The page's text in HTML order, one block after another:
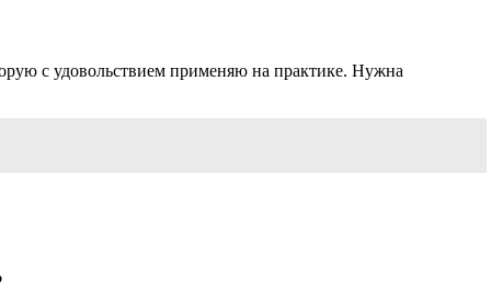
с удовольствием применяю на практике. Нужна